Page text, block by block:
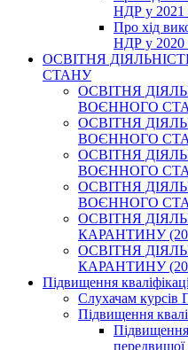
НДР у 2021
Про хід
НДР у 2020
ОСВІТНЯ
СТАНУ
ОСВІТНЯ
ВОЄННОГО
ОСВІТНЯ
ВОЄННОГО
ОСВІТНЯ
ВОЄННОГО
ОСВІТНЯ
ВОЄННОГО
ОСВІТНЯ
КАРАНТИНУ
ОСВІТНЯ
КАРАНТИНУ
Підвищення
Слухачам курсів
Підвищення
Підвищення
передвищої